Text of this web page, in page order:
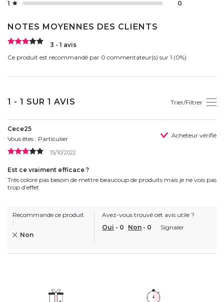
1 0
NOTES MOYENNES DES CLIENTS
3 - 1 avis
Ce produit est recommandé par 0 commentateur(s) sur 1 (0%)
1 - 1 SUR 1 AVIS Trier/Filtrer
Cece25
Vous êtes : Particulier
Acheteur vérifié
15/10/2022
Est ce vraiment efficace ?
Très coloré pas besoin de mettre beaucoup de produits mais je ne vois pas
trop d’effet
Recommande ce produit
:
Non
Avez-vous trouvé cet avis utile ?
Oui - 0 Non - 0 Signaler